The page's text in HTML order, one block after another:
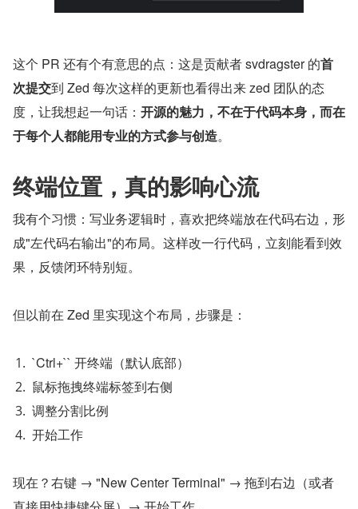
这个 PR 还有个有意思的点：这是贡献者 svdragster 的首
次提交到 Zed 每次这样的更新也看得出来 zed 团队的态
度，让我想起一句话： 开源的魅力，不在于代码本身，而在
于每个人都能用专业的方式参与创造。
终端位置，真的影响心流
我有个习惯：写业务逻辑时，喜欢把终端放在代码右边，形
成"左代码右输出"的布局。这样改一行代码，立刻能看到效
果，反馈闭环特别短。
但以前在 Zed 里实现这个布局，步骤是：
`Ctrl+`` 开终端（默认底部）
鼠标拖拽终端标签到右侧
调整分割比例
开始工作
现在？右键 → "New Center Terminal" → 拖到右边（或者